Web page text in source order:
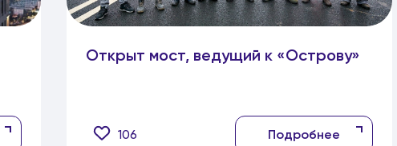
Открыт мост, ведущий к «Острову»
106 Подробнее